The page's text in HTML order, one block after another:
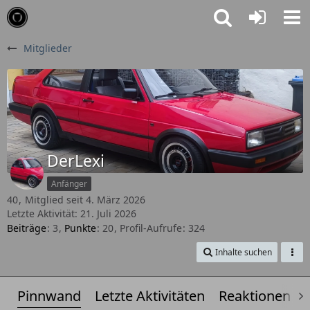
Mitglieder
DerLexi
Anfänger
40 Mitglied seit 4. März 2026
Letzte Aktivität: 21. Juli 2026
Beiträge 3 Punkte 20 Profil-Aufrufe 324
Inhalte suchen
Pinnwand Letzte Aktivitäten Reaktionen